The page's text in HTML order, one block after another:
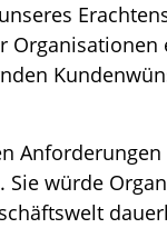
Organisationen
würde